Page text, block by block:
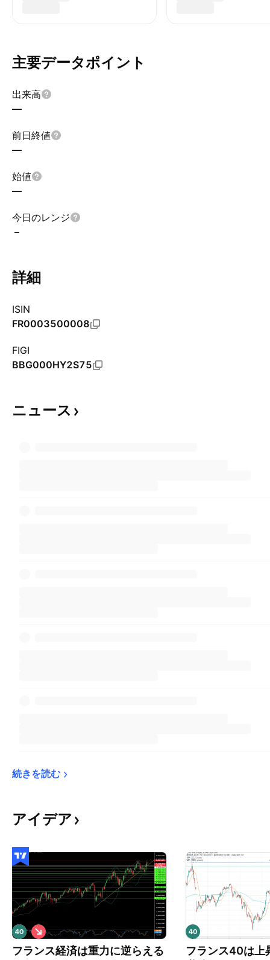
主要データポイント
出来高
—
前日終値
—
始値
—
今日のレンジ
–
詳細
ISIN
FR0003500008
FIGI
BBG000HY2S75
ニュース
続きを読む
アイデア
フランス経済は重力に逆らえる
シ
ョ
ー
フランス40は上